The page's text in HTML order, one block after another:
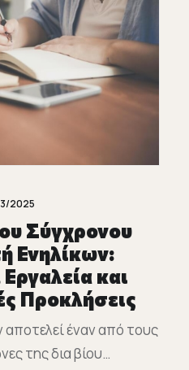
2025
Σύγχρονου
Ενηλίκων:
και
Προκλήσεις
αποτελεί έναν από τους
της δια βίου…